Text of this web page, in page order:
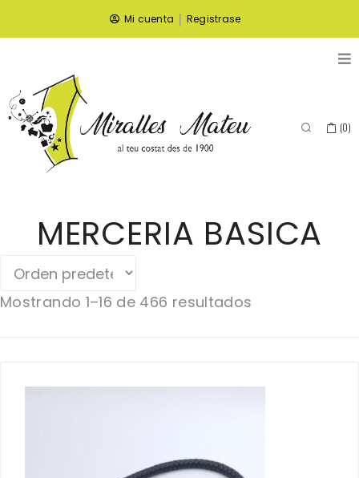
Mi cuenta | Registrase
(0)
MERCERIA BASICA
Mostrando 1–16 de 466 resultados